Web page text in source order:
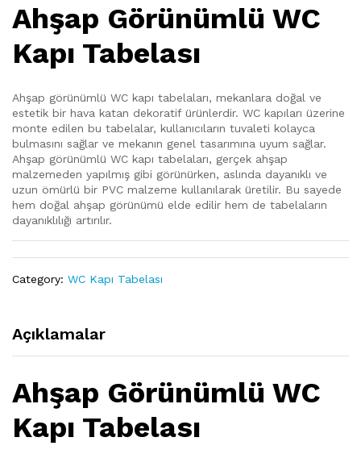
Ahşap Görünümlü WC
Kapı Tabelası
Ahşap görünümlü WC kapı tabelaları, mekanlara doğal ve
estetik bir hava katan dekoratif ürünlerdir. WC kapıları üzerine
monte edilen bu tabelalar, kullanıcıların tuvaleti kolayca
bulmasını sağlar ve mekanın genel tasarımına uyum sağlar.
Ahşap görünümlü WC kapı tabelaları, gerçek ahşap
malzemeden yapılmış gibi görünürken, aslında dayanıklı ve
uzun ömürlü bir PVC malzeme kullanılarak üretilir. Bu sayede
hem doğal ahşap görünümü elde edilir hem de tabelaların
dayanıklılığı artırılır.
Category: WC Kapı Tabelası
Açıklamalar
Ahşap Görünümlü WC
Kapı Tabelası